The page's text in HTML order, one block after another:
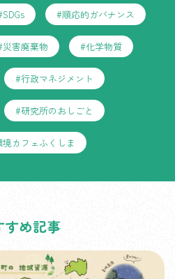
#順応的ガバナンス
災害廃棄物 #化学物質
#行政マネジメント
#研究所のおしごと
カフェふくしま
すめ記事